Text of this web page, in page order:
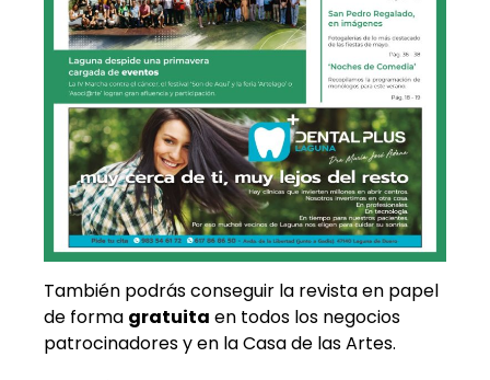
También podrás conseguir la revista en papel
de forma gratuita en todos los negocios
patrocinadores y en la Casa de las Artes.